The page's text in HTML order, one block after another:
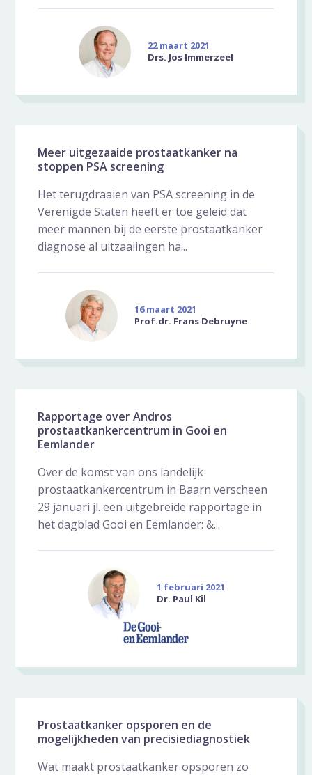
22 maart 2021
Drs. Jos Immerzeel
Meer uitgezaaide prostaatkanker na
stoppen PSA screening
Het terugdraaien van PSA screening in de
Verenigde Staten heeft er toe geleid dat
meer mannen bij de eerste prostaatkanker
diagnose al uitzaaiingen ha...
16 maart 2021
Prof.dr. Frans Debruyne
Rapportage over Andros
prostaatkankercentrum in Gooi en
Eemlander
Over de komst van ons landelijk
prostaatkankercentrum in Baarn verscheen
29 januari jl. een uitgebreide rapportage in
het dagblad Gooi en Eemlander: &...
1 februari 2021
Dr. Paul Kil
Prostaatkanker opsporen en de
mogelijkheden van precisiediagnostiek
Wat maakt prostaatkanker opsporen zo